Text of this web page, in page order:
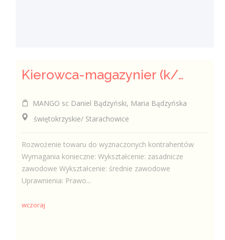
Kierowca-magazynier (k/m)
MANGO sc Daniel Bądzyński, Maria Bądzyńska
świętokrzyskie/ Starachowice
Rozwożenie towaru do wyznaczonych kontrahentów
Wymagania konieczne: Wykształcenie: zasadnicze
zawodowe Wykształcenie: średnie zawodowe
Uprawnienia: Prawo...
wczoraj